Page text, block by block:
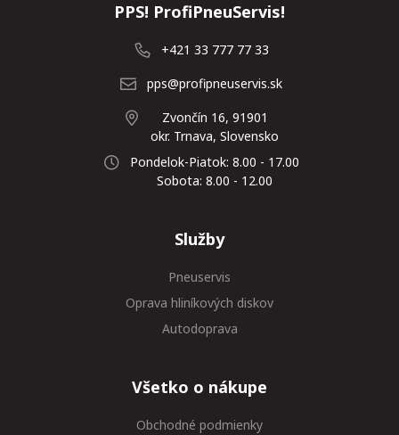
PPS! ProfiPneuServis!
+421 33 777 77 33
pps@profipneuservis.sk
Zvončín 16, 91901
okr. Trnava, Slovensko
Pondelok-Piatok: 8.00 - 17.00
Sobota: 8.00 - 12.00
Služby
Pneuservis
Oprava hliníkových diskov
Autodoprava
Všetko o nákupe
Obchodné podmienky